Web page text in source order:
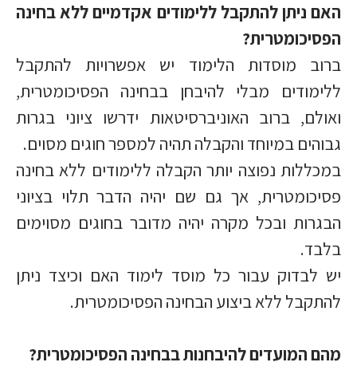
האם ניתן להתקבל ללימודים אקדמיים ללא בחינה
הפסיכומטרית?
ברוב מוסדות הלימוד יש אפשרויות להתקבל
ללימודים מבלי להיבחן בבחינה הפסיכומטרית,
ואולם, ברוב האוניברסיטאות ידרשו ציוני בגרות
גבוהים במיוחד והקבלה תהיה למספר חוגים מסוים.
במכללות נפוצה יותר הקבלה ללימודים ללא בחינה
פסיכומטרית, אך גם שם יהיה הדבר תלוי בציוני
הבגרות ובכל מקרה יהיה מדובר בחוגים מסוימים
בלבד.
יש לבדוק עבור כל מוסד לימוד האם וכיצד ניתן
להתקבל ללא ביצוע הבחינה הפסיכומטרית.
מהם המועדים להיבחנות בבחינה הפסיכומטרית?